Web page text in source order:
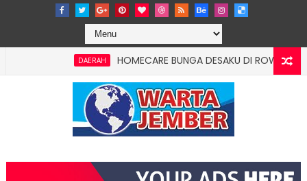
HOMECARE BUNGA DESAKU DI ROWOTAMTU: